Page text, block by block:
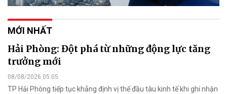
MỚI NHẤT
Hải Phòng: Đột phá từ những động lực tăng
trưởng mới
08/08/2026 05:05
TP Hải Phòng tiếp tục khẳng định vị thế đầu tàu kinh tế khi ghi nhận